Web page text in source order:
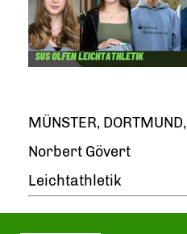
MÜNSTER,
Norbert Gövert
Leichtathletik